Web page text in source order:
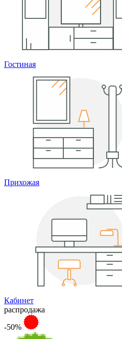
Гостиная
Прихожая
Кабинет
распродажа
-50%